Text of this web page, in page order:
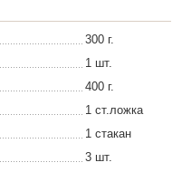
300 г.
1 шт.
400 г.
1 ст.ложка
1 стакан
3 шт.